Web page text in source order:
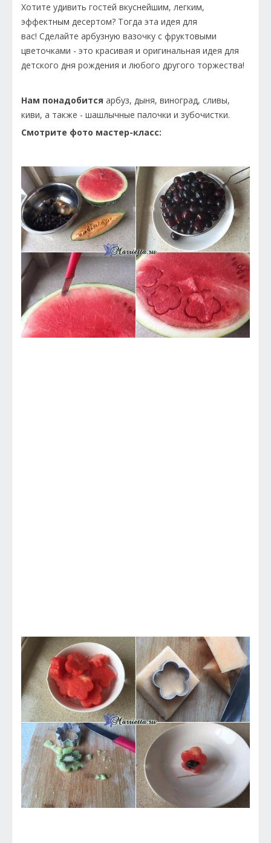
Хотите удивить гостей вкуснейшим, легким,
эффектным десертом? Тогда эта идея для
вас! Сделайте арбузную вазочку с фруктовыми
цветочками - это красивая и оригинальная идея для
детского дня рождения и любого другого торжества!
Нам понадобится арбуз, дыня, виноград, сливы,
киви, а также - шашлычные палочки и зубочистки.
Смотрите фото мастер-класс: